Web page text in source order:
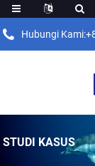
Hubungi
STUDI KASUS